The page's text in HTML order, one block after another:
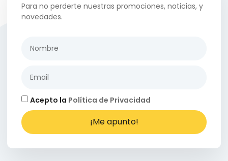
Para no perderte nuestras promociones, noticias, y
novedades.
Acepto la Política de Privacidad
¡Me apunto!